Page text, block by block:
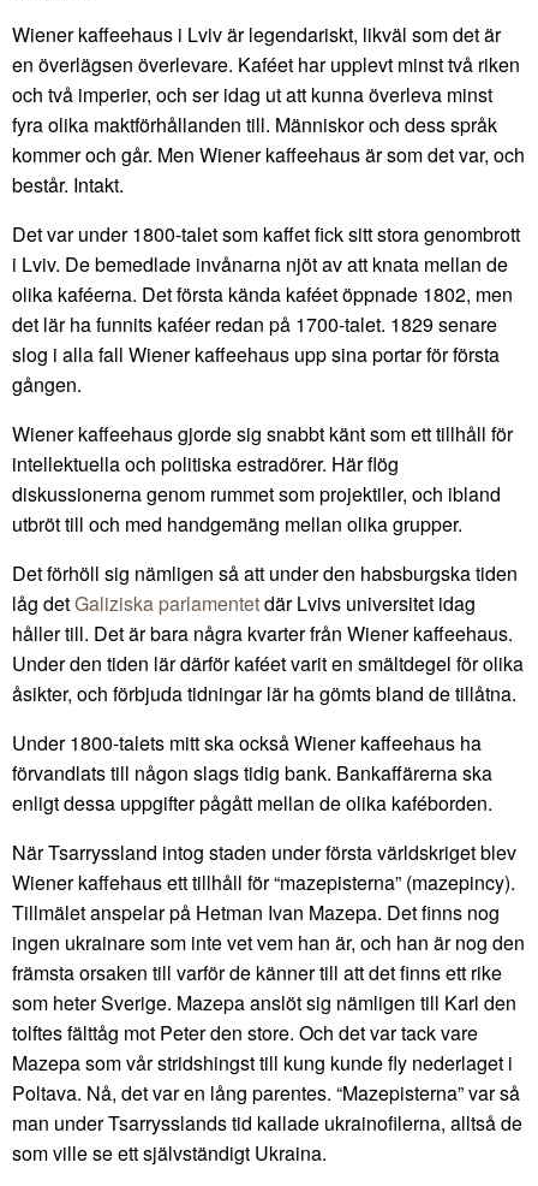
Wiener kaffeehaus i Lviv är legendariskt, likväl som det är
en överlägsen överlevare. Kaféet har upplevt minst två riken
och två imperier, och ser idag ut att kunna överleva minst
fyra olika maktförhållanden till. Människor och dess språk
kommer och går. Men Wiener kaffeehaus är som det var, och
består. Intakt.
Det var under 1800-talet som kaffet fick sitt stora genombrott
i Lviv. De bemedlade invånarna njöt av att knata mellan de
olika kaféerna. Det första kända kaféet öppnade 1802, men
det lär ha funnits kaféer redan på 1700-talet. 1829 senare
slog i alla fall Wiener kaffeehaus upp sina portar för första
gången.
Wiener kaffeehaus gjorde sig snabbt känt som ett tillhåll för
intellektuella och politiska estradörer. Här flög
diskussionerna genom rummet som projektiler, och ibland
utbröt till och med handgemäng mellan olika grupper.
Det förhöll sig nämligen så att under den habsburgska tiden
låg detGaliziska parlamentetdär Lvivs universitet idag
håller till. Det är bara några kvarter från Wiener kaffeehaus.
Under den tiden lär därför kaféet varit en smältdegel för olika
åsikter, och förbjuda tidningar lär ha gömts bland de tillåtna.
Under 1800-talets mitt ska också Wiener kaffeehaus ha
förvandlats till någon slags tidig bank. Bankaffärerna ska
enligt dessa uppgifter pågått mellan de olika kaféborden.
När Tsarryssland intog staden under första världskriget blev
Wiener kaffehaus ett tillhåll för “mazepisterna” (mazepincy).
Tillmälet anspelar på Hetman Ivan Mazepa. Det finns nog
ingen ukrainare som inte vet vem han är, och han är nog den
främsta orsaken till varför de känner till att det finns ett rike
som heter Sverige. Mazepa anslöt sig nämligen till Karl den
tolftes fälttåg mot Peter den store. Och det var tack vare
Mazepa som vår stridshingst till kung kunde fly nederlaget i
Poltava. Nå, det var en lång parentes. “Mazepisterna” var så
man under Tsarrysslands tid kallade ukrainofilerna, alltså de
som ville se ett självständigt Ukraina.